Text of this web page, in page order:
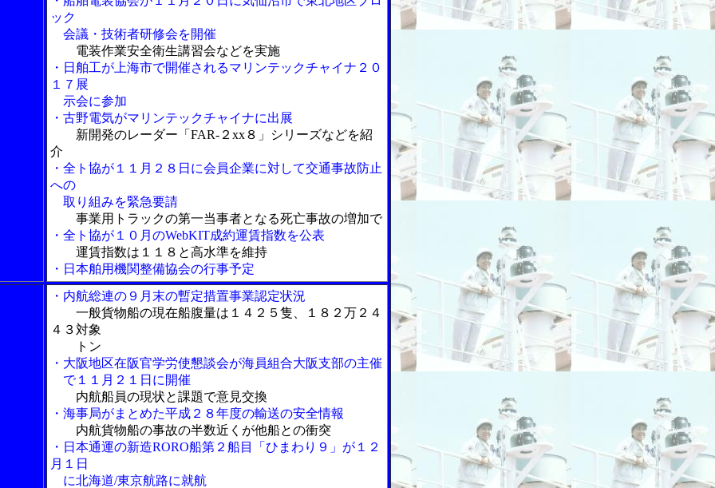
ック
会議・技術者研修会を開催
電装作業安全衛生講習会などを実施
・日舶工が上海市で開催されるマリンテックチャイナ２０
１７展
示会に参加
・古野電気がマリンテックチャイナに出展
新開発のレーダー「FAR-２xx８」シリーズなどを紹
介
・全ト協が１１月２８日に会員企業に対して交通事故防止
への
取り組みを緊急要請
事業用トラックの第一当事者となる死亡事故の増加で
・全ト協が１０月のWebKIT成約運賃指数を公表
運賃指数は１１８と高水準を維持
・日本舶用機関整備協会の行事予定
・内航総連の９月末の暫定措置事業認定状況
一般貨物船の現在船腹量は１４２５隻、１８２万２４
４３対象
トン
・大阪地区在阪官学労使懇談会が海員組合大阪支部の主催
で１１月２１日に開催
内航船員の現状と課題で意見交換
・海事局がまとめた平成２８年度の輸送の安全情報
内航貨物船の事故の半数近くが他船との衝突
・日本通運の新造RORO船第２船目「ひまわり９」が１２
月１日
に北海道/東京航路に就航